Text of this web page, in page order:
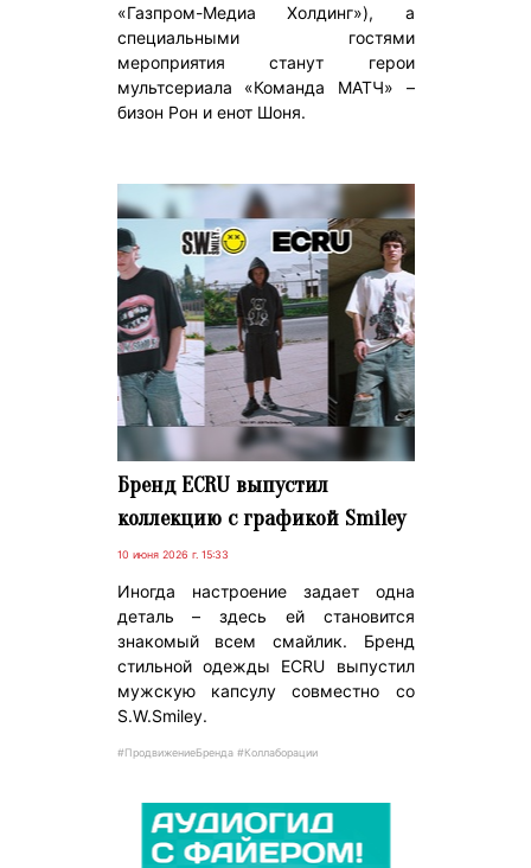
«Газпром-Медиа Холдинг»), а
специальными гостями
мероприятия станут герои
мультсериала «Команда МАТЧ» –
бизон Рон и енот Шоня.
Бренд ECRU выпустил
коллекцию с графикой Smiley
10 июня 2026 г. 15:33
Иногда настроение задает одна
деталь – здесь ей становится
знакомый всем смайлик. Бренд
стильной одежды ECRU выпустил
мужскую капсулу совместно со
S.W.Smiley.
#ПродвижениеБренда #Коллаборации